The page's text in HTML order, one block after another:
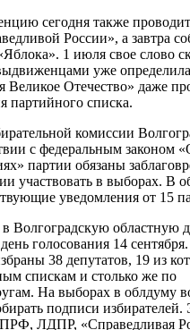
сегодня также проводит
России», а завтра
1 июля свое слово
уже
Великое Отечество» даже
партийного списка.
комиссии
с федеральным законом
партии обязаны
участвовать в выборах. В
уведомления от 15
Волгоградскую областную
голосования 14
38 депутатов, 19 из
спискам и столько же по
На выборах в облдуму
подписи избирателей.
ЛДПР, «Справедливая